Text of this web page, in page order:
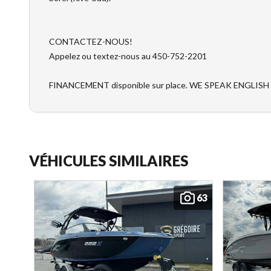
CONTACTEZ-NOUS!
Appelez ou textez-nous au 450-752-2201
FINANCEMENT disponible sur place. WE SPEAK ENGLISH
VÉHICULES SIMILAIRES
63